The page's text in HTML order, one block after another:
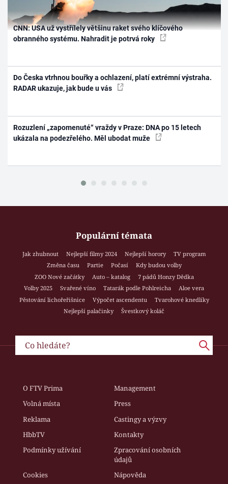
CNN: USA už vystřílely většinu raket svého klíčového
obranného systému. Nahradit je potrvá roky
Do Česka vtrhnou bouřky a ochlazení, platí extrémní výstraha.
RADAR ukazuje, jak bude u vás
Rozuzlení „zapomenuté“ vraždy v Praze: DNA po 15 letech
ukázala na podezřelého. Měl ubodat muže
Populární témata
Jak zhubnout Nejlepší filmy 2024 Nejlepší horory
TV program
Změna času
Partie Počasí
Kdy budou volby
ZOO Nové začátky
Auto – katalog
7 pádů Honzy Dědka
Volby 2025
Svařené víno Tatarák podle Pohlreicha
Aloe vera
Pěstování lichořeřišnice
Výpočet ascendentu
Tvarohové knedlíky
Nejlepší palačinky
Švestkový koláč
O FTV Prima
Management
Volná místa
Press
Reklama
Castingy a výzvy
HbbTV
Kontakty
Podmínky užívání
Zpracování osobních
údajů
Cookies
Nápověda